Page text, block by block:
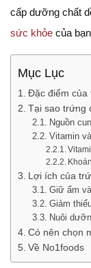
cấp dưỡng chất
sức khỏe của
Mục Lục
Đặc điểm của
Tại sao trứng
Nguồn
Vitamin
Lợi ích của
Giữ ẩm
Giảm
Nuôi
Có nên chọn
Về No1foods